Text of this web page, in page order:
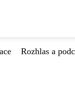
Rozhlas a